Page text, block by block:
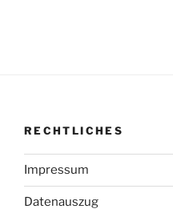
RECHTLICHES
Impressum
Datenauszug